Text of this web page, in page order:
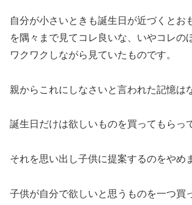
自分が小さいときも誕生日が近づくとお
を隅々まで見てコレ良いな、いやコレの
ワクワクしながら見ていたものです。
親からこれにしなさいと言われた記憶は
誕生日だけは欲しいものを買ってもらっ
それを思い出し子供に提案するのをやめ
子供が自分で欲しいと思うものを一つ買